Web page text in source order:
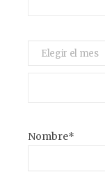
Archivo
Nombre*